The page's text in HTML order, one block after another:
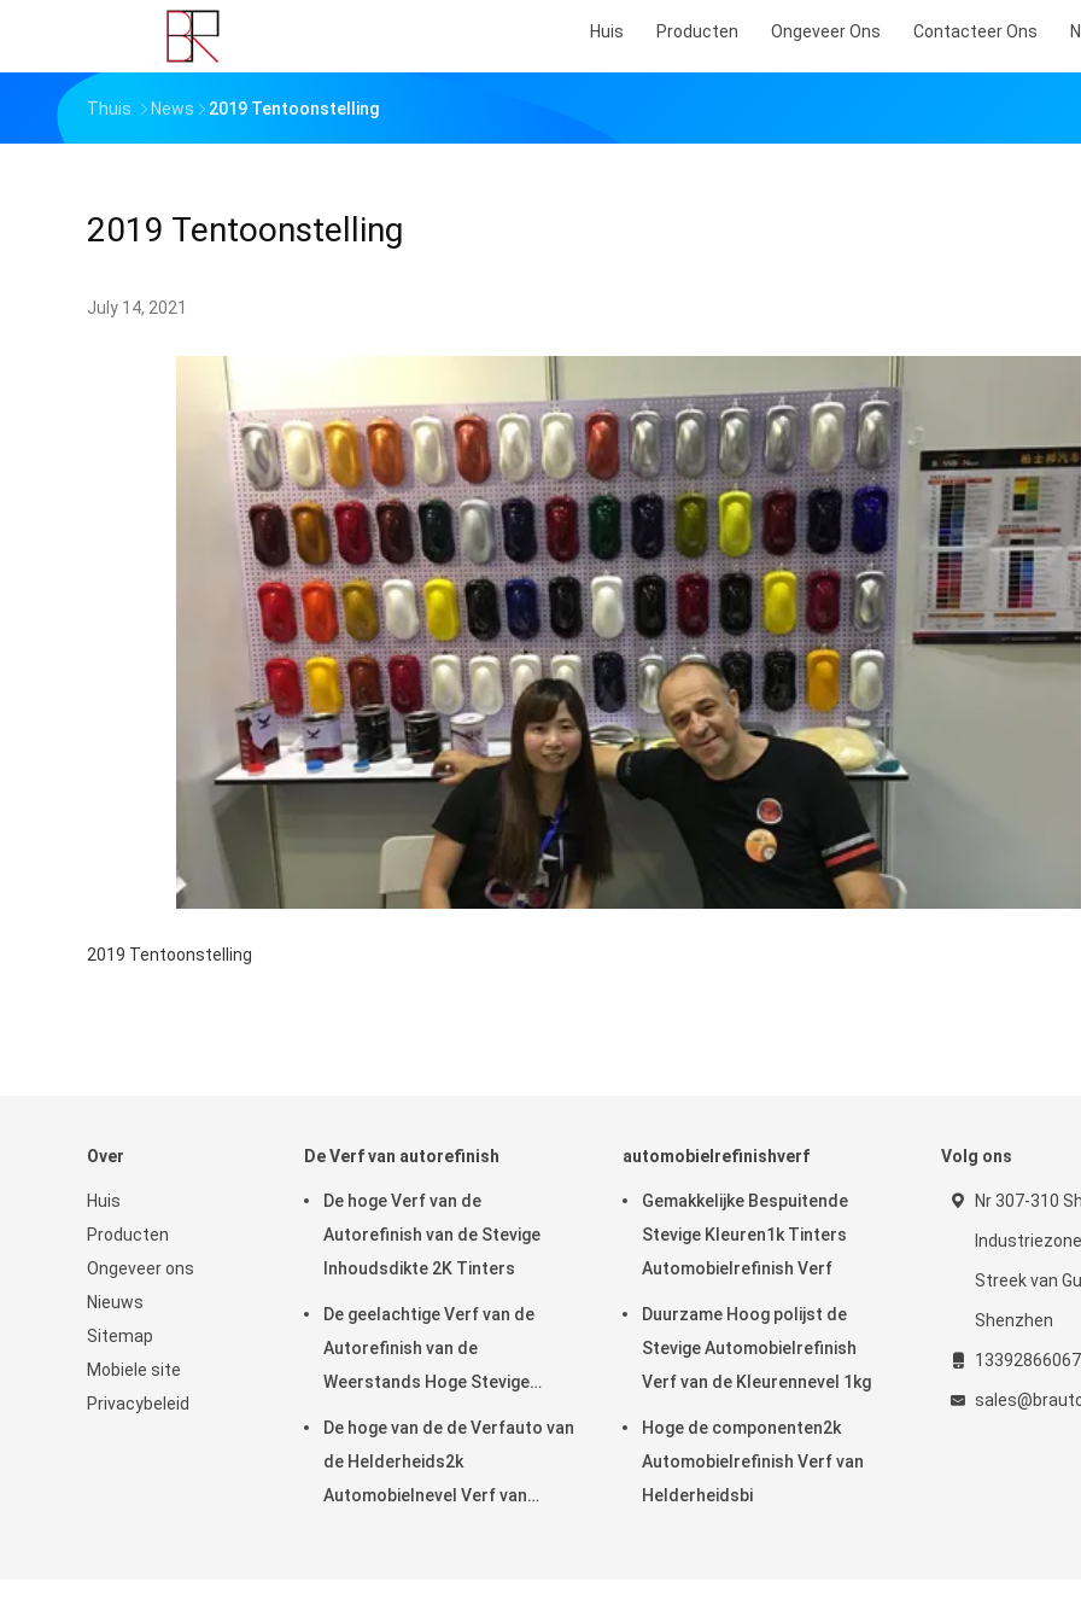
Huis Producten Ongeveer Ons Contacteer Ons
Thuis News 2019 Tentoonstelling
2019 Tentoonstelling
July 14, 2021
2019 Tentoonstelling
Over
Huis
Producten
Ongeveer ons
Nieuws
Sitemap
Mobiele site
Privacybeleid
De Verf van autorefinish
De hoge Verf van de
Autorefinish van de Stevige
Inhoudsdikte 2K Tinters
De geelachtige Verf van de
Autorefinish van de
Weerstands Hoge Stevige
De hoge van de de Verfauto van
de Helderheids2k
Automobielnevel Verf van
automobielrefinishverf
Gemakkelijke Bespuitende
Stevige Kleuren1k Tinters
Automobielrefinish Verf
Duurzame Hoog polijst de
Stevige Automobielrefinish
Verf van de Kleurennevel 1kg
Hoge de componenten2k
Automobielrefinish Verf van
Helderheidsbi
Volg ons
Nr 307-310
Streek van
Shenzhen
13392866067